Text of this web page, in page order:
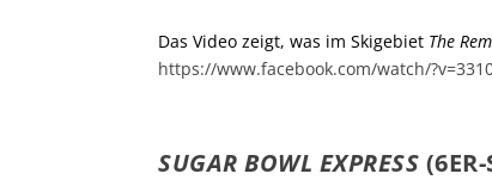
Das Video zeigt, was im Skigebiet The
https://www.facebook.com/watch/
SUGAR BOWL EXPRESS